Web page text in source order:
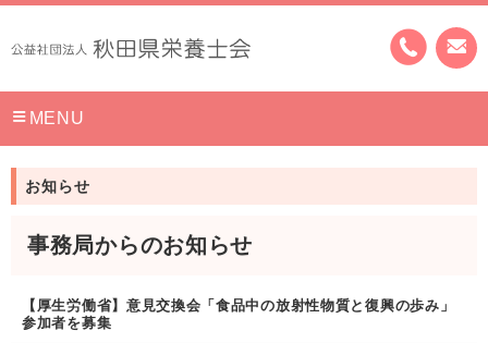
MENU
お知らせ
事務局からのお知らせ
【厚生労働省】意見交換会「食品中の放射性物質と復興の歩み」
参加者を募集